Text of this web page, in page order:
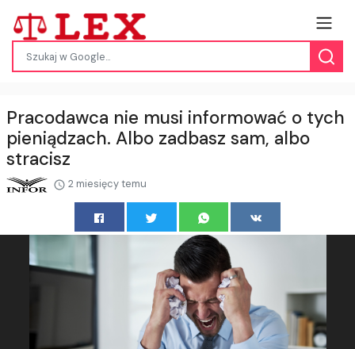
Pracodawca nie musi informować o tych
pieniądzach. Albo zadbasz sam, albo
stracisz
2 miesięcy temu